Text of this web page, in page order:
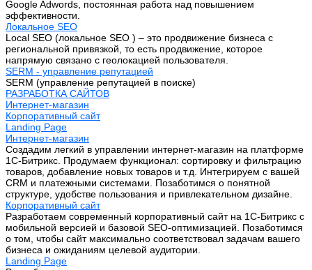
Google Adwords, постоянная работа над повышением
эффективности.
Локальное SEO
Local SEO (локальное SEO ) – это продвижение бизнеса с
региональной привязкой, то есть продвижение, которое
напрямую связано с геолокацией пользователя.
SERM - управление репутацией
SERM (управление репутацией в поиске)
РАЗРАБОТКА САЙТОВ
Интернет-магазин
Корпоративный сайт
Landing Page
Интернет-магазин
Создадим легкий в управлении интернет-магазин на платформе
1С-Битрикс. Продумаем функционал: сортировку и фильтрацию
товаров, добавление новых товаров и т.д. Интегрируем с вашей
CRM и платежными системами. Позаботимся о понятной
структуре, удобстве пользования и привлекательном дизайне.
Корпоративный сайт
Разработаем современный корпоративный сайт на 1С-Битрикс с
мобильной версией и базовой SEO-оптимизацией. Позаботимся
о том, чтобы сайт максимально соответствовал задачам вашего
бизнеса и ожиданиям целевой аудитории.
Landing Page